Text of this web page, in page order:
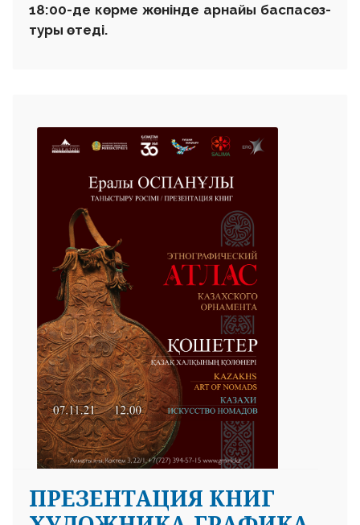
18:00-де көрме жөнінде арнайы баспасөз-
туры өтеді.
ПРЕЗЕНТАЦИЯ КНИГ